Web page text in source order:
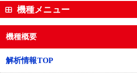
機種メニュー
機種概要
解析情報TOP